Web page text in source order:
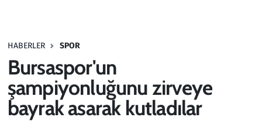
HABERLER SPOR
Bursaspor'un
şampiyonluğunu zirveye
bayrak asarak kutladılar
Haber
Kültür Sanat
Kurumsal Haberler